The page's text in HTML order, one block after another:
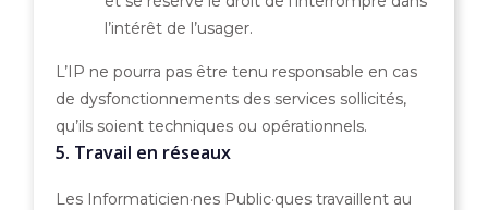
l’intérêt de l’usager.
L’IP ne pourra pas être tenu responsable en cas
de dysfonctionnements des services sollicités,
qu’ils soient techniques ou opérationnels.
5. Travail en réseaux
Les Informaticien·nes Public·ques travaillent au